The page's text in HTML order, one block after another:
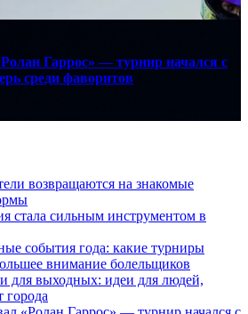
Гаррос» — турнир начался с
среди фаворитов
возвращаются на знакомые
стала сильным инструментом в
события года: какие турниры
внимание болельщиков
для выходных: идеи для людей,
города